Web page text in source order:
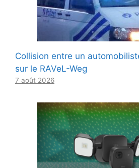
Collision entre un
sur le RAVeL-Weg
7 août 2026